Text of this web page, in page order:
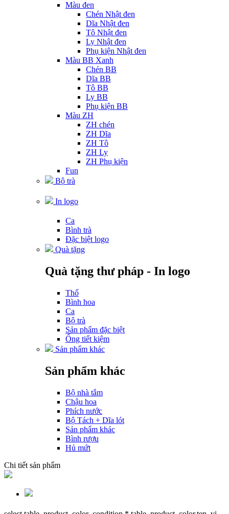
Màu đen
Chén Nhật đen
Dĩa Nhật đen
Tô Nhật đen
Ly Nhật đen
Phụ kiện Nhật đen
Màu BB Xanh
Chén BB
Dĩa BB
Tô BB
Ly BB
Phụ kiện BB
Màu ZH
ZH chén
ZH Dĩa
ZH Tô
ZH Ly
ZH Phụ kiện
Fun
Bộ trà
In logo
Ca
Bình trà
Đặc biệt logo
Quà tặng
Quà tặng thư pháp - In logo
Thố
Bình hoa
Ca
Bộ trà
Sản phẩm đặc biệt
Ống tiết kiệm
Sản phẩm khác
Sản phẩm khác
Bộ nhà tắm
Chậu hoa
Phích nước
Bộ Tách + Dĩa lót
Sản phẩm khác
Bình rượu
Hủ mứt
Chi tiết sản phẩm